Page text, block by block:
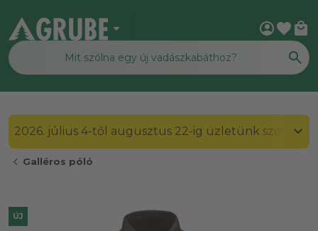
arrow_drop_down account_circlefavorite local_mall
2026. július 4-től augusztus 22-ig üzletünk
chevron_left Galléros póló
ÚJ